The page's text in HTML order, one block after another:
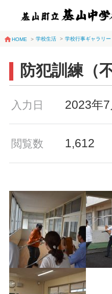
HOME > 学校生活 > 学校行事ギャラリー
防犯訓練（
入力日 2023年7
閲覧数 1,612